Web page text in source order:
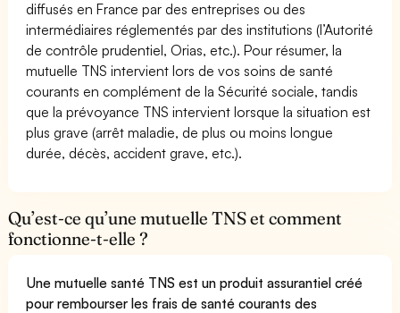
diffusés en France par des entreprises ou des
intermédiaires réglementés par des institutions (l’Autorité
de contrôle prudentiel, Orias, etc.). Pour résumer, la
mutuelle TNS intervient lors de vos soins de santé
courants en complément de la Sécurité sociale, tandis
que la prévoyance TNS intervient lorsque la situation est
plus grave (arrêt maladie, de plus ou moins longue
durée, décès, accident grave, etc.).
Qu’est-ce qu’une mutuelle TNS et comment
fonctionne-t-elle ?
Une mutuelle santé TNS est un produit assurantiel créé
pour rembourser les frais de santé courants des